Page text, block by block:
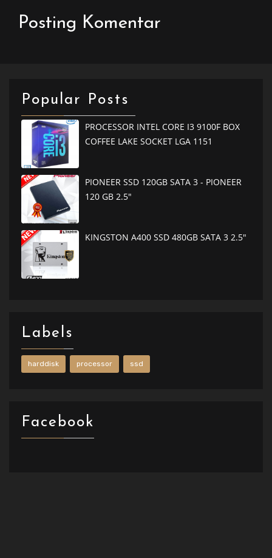
Posting Komentar
Popular Posts
PROCESSOR INTEL CORE I3 9100F BOX
COFFEE LAKE SOCKET LGA 1151
PIONEER SSD 120GB SATA 3 - PIONEER
120 GB 2.5"
KINGSTON A400 SSD 480GB SATA 3 2.5"
Labels
harddisk processor ssd
Facebook